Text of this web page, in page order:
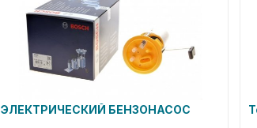
ЭЛЕКТРИЧЕСКИЙ БЕНЗОНАСОС